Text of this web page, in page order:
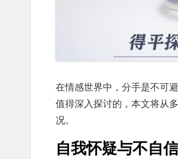
在情感世界中，分手是不可
值得深入探讨的，本文将从
况。
自我怀疑与不自信